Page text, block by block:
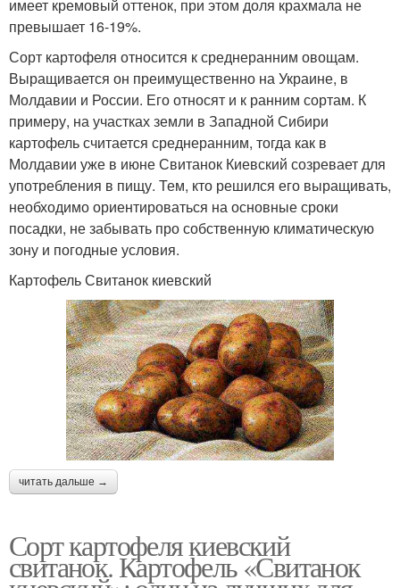
имеет кремовый оттенок, при этом доля крахмала не
превышает 16-19%.
Сорт картофеля относится к среднеранним овощам.
Выращивается он преимущественно на Украине, в
Молдавии и России. Его относят и к ранним сортам. К
примеру, на участках земли в Западной Сибири
картофель считается среднеранним, тогда как в
Молдавии уже в июне Свитанок Киевский созревает для
употребления в пищу. Тем, кто решился его выращивать,
необходимо ориентироваться на основные сроки
посадки, не забывать про собственную климатическую
зону и погодные условия.
Картофель Свитанок киевский
читать дальше →
Сорт картофеля киевский
свитанок. Картофель «Свитанок